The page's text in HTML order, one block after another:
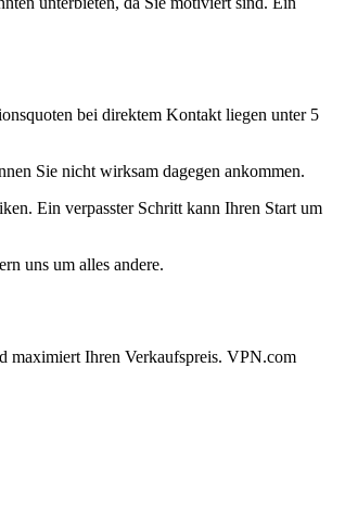
bei direktem Kontakt liegen unter 5
Sie nicht wirksam dagegen ankommen.
Ein verpasster Schritt kann Ihren Start um
uns um alles andere.
maximiert Ihren Verkaufspreis. VPN.com